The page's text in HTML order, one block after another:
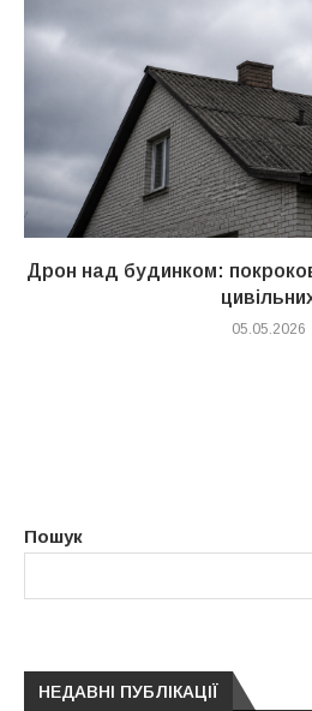
Дрон над будинком:
05.05.2026
Пошук
НЕДАВНІ ПУБЛІКАЦІЇ